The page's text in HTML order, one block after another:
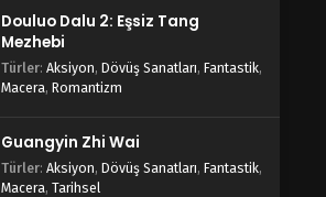
Tales of Herding Gods 41.Bölüm
izle
Blm 41 - Temmuz 27, 2025
izle
Blm 40 - Temmuz 21, 2025
Douluo Dalu 2: Eşsiz Tang
Mezhebi
Türler: Aksiyon, Dövüş Sanatları, Fantastik,
Macera, Romantizm
Guangyin Zhi Wai
Türler: Aksiyon, Dövüş Sanatları, Fantastik,
Macera, Tarihsel